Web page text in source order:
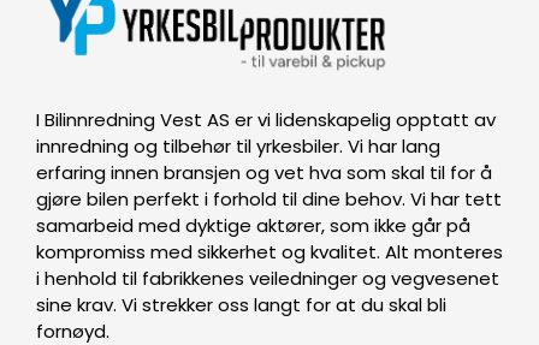
I Bilinnredning Vest AS er vi lidenskapelig opptatt av
innredning og tilbehør til yrkesbiler. Vi har lang
erfaring innen bransjen og vet hva som skal til for å
gjøre bilen perfekt i forhold til dine behov. Vi har tett
samarbeid med dyktige aktører, som ikke går på
kompromiss med sikkerhet og kvalitet. Alt monteres
i henhold til fabrikkenes veiledninger og vegvesenet
sine krav. Vi strekker oss langt for at du skal bli
fornøyd.